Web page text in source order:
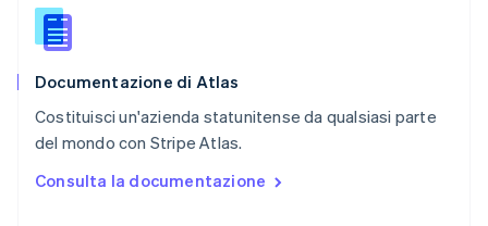
Documentazione di Atlas
Costituisci un'azienda statunitense da qualsiasi parte
del mondo con Stripe Atlas.
Consulta la documentazione
English
Slovacchia
Slovenia
Spagna
Español English
English Español简体中文